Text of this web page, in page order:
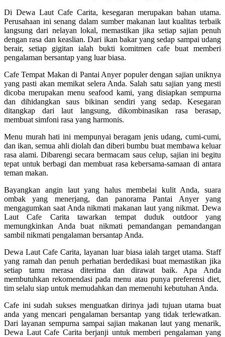
Di Dewa Laut Cafe Carita, kesegaran merupakan bahan utama.
Perusahaan ini senang dalam sumber makanan laut kualitas terbaik
langsung dari nelayan lokal, memastikan jika setiap sajian penuh
dengan rasa dan keaslian. Dari ikan bakar yang sedap sampai udang
berair, setiap gigitan ialah bukti komitmen cafe buat memberi
pengalaman bersantap yang luar biasa.
Cafe Tempat Makan di Pantai Anyer populer dengan sajian uniknya
yang pasti akan memikat selera Anda. Salah satu sajian yang mesti
dicoba merupakan menu seafood kami, yang disiapkan sempurna
dan dihidangkan saus bikinan sendiri yang sedap. Kesegaran
ditangkap dari laut langsung, dikombinasikan rasa berasap,
membuat simfoni rasa yang harmonis.
Menu murah hati ini mempunyai beragam jenis udang, cumi-cumi,
dan ikan, semua ahli diolah dan diberi bumbu buat membawa keluar
rasa alami. Dibarengi secara bermacam saus celup, sajian ini begitu
tepat untuk berbagi dan membuat rasa kebersama-samaan di antara
teman makan.
Bayangkan angin laut yang halus membelai kulit Anda, suara
ombak yang menerjang, dan panorama Pantai Anyer yang
mengagumkan saat Anda nikmati makanan laut yang nikmat. Dewa
Laut Cafe Carita tawarkan tempat duduk outdoor yang
memungkinkan Anda buat nikmati pemandangan pemandangan
sambil nikmati pengalaman bersantap Anda.
Dewa Laut Cafe Carita, layanan luar biasa ialah target utama. Staff
yang ramah dan penuh perhatian berdedikasi buat memastikan jika
setiap tamu merasa diterima dan dirawat baik. Apa Anda
membutuhkan rekomendasi pada menu atau punya preferensi diet,
tim selalu siap untuk memudahkan dan memenuhi kebutuhan Anda.
Cafe ini sudah sukses menguatkan dirinya jadi tujuan utama buat
anda yang mencari pengalaman bersantap yang tidak terlewatkan.
Dari layanan sempurna sampai sajian makanan laut yang menarik,
Dewa Laut Cafe Carita berjanji untuk memberi pengalaman yang